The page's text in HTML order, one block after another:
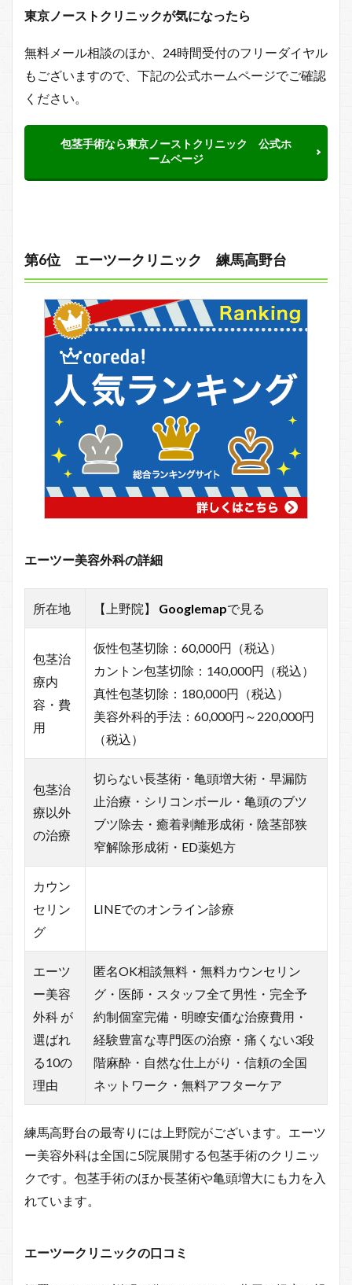
東京ノーストクリニックが気になったら
無料メール相談のほか、24時間受付のフリーダイヤル
もございますので、下記の公式ホームページでご確認
ください。
包茎手術なら東京ノーストクリニック 公式ホ
ームページ
第6位 エーツークリニック 練馬高野台
エーツー美容外科の詳細
所在地 【上野院】 Googlemapで見る
包茎治
療内
容・費
用
仮性包茎切除：60,000円（税込）
カントン包茎切除：140,000円（税込）
真性包茎切除：180,000円（税込）
美容外科的手法：60,000円～220,000円
（税込）
包茎治
療以外
の治療
切らない長茎術・亀頭増大術・早漏防
止治療・シリコンボール・亀頭のブツ
ブツ除去・癒着剥離形成術・陰茎部狭
窄解除形成術・ED薬処方
カウン
セリン
グ
LINEでのオンライン診療
エーツ
ー美容
外科 が
選ばれ
る10の
理由
匿名OK相談無料・無料カウンセリン
グ・医師・スタッフ全て男性・完全予
約制個室完備・明瞭安価な治療費用・
経験豊富な専門医の治療・痛くない3段
階麻酔・自然な仕上がり・信頼の全国
ネットワーク・無料アフターケア
練馬高野台の最寄りには上野院がございます。エーツ
ー美容外科は全国に5院展開する包茎手術のクリニッ
クです。包茎手術のほか長茎術や亀頭増大にも力を入
れています。
エーツークリニックの口コミ